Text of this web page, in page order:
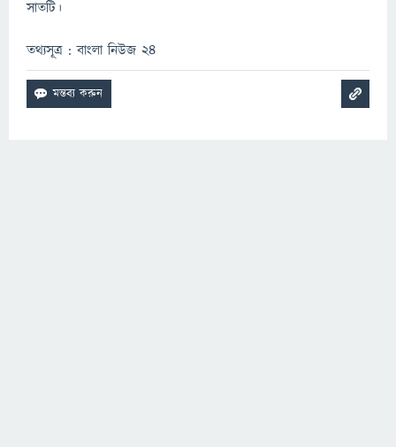
সাতটি।
তথ্যসূত্র : বাংলা নিউজ ২৪